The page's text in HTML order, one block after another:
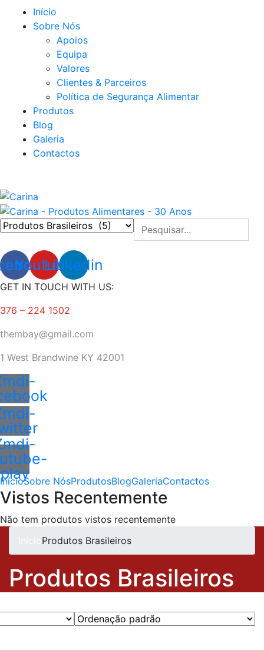
Início
Sobre Nós
Apoios
Equipa
Valores
Clientes & Parceiros
Política de Segurança Alimentar
Produtos
Blog
Galeria
Contactos
YoutubeLinkedin
GET IN TOUCH WITH US:
376 – 224 1502
thembay@gmail.com
1 West Brandwine KY 42001
play
InícioSobre NósProdutosBlogGaleriaContactos
Vistos Recentemente
Não tem produtos vistos recentemente
Produtos Brasileiros
Produtos Brasileiros